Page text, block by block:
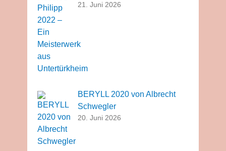
21. Juni 2026
BERYLL 2020 von Albrecht
Schwegler
20. Juni 2026